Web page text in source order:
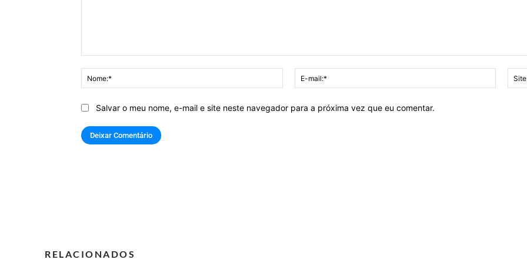
Nome:*
mail:*
Salvar o meu nome, e-mail e site neste navegador para a próxima vez que eu comentar.
RELACIONADOS